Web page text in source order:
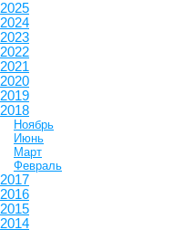
2025
2024
2023
2022
2021
2020
2019
2018
Ноябрь
Июнь
Март
Февраль
2017
2016
2015
2014